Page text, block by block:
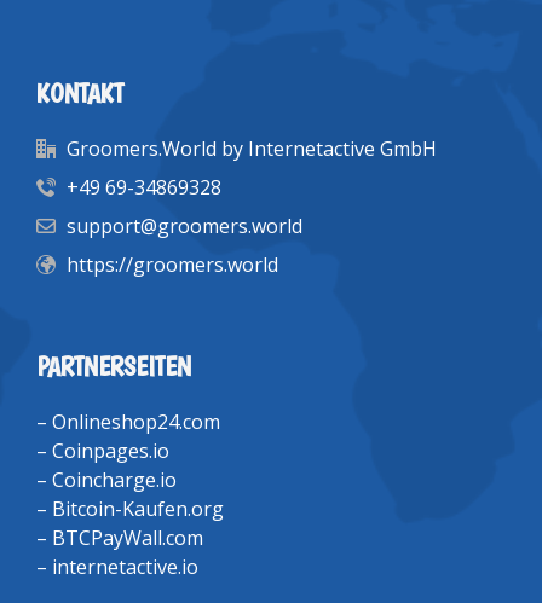
KONTAKT
Groomers.World by Internetactive GmbH
+49 69-34869328
support@groomers.world
https://groomers.world
PARTNERSEITEN
– Onlineshop24.com
– Coinpages.io
– Coincharge.io
– Bitcoin-Kaufen.org
– BTCPayWall.com
– internetactive.io